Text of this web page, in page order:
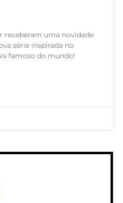
receberam uma novidade
série inspirada no
famoso do mundo!